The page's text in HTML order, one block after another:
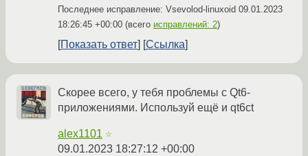
Последнее исправление: Vsevolod-linuxoid 09.01.2023
18:26:45 +00:00 (всего исправлений: 2)
Показать ответ Ссылка
Скорее всего, у тебя проблемы с Qt6-
приложениями. Используй ещё и qt6ct
alex1101 ☆
09.01.2023 18:27:12 +00:00